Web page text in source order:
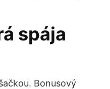
spája
Bonusový